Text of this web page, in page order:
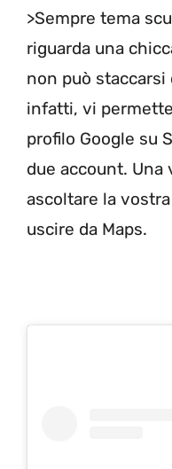
>Sempre tema
riguarda una
non può staccarsi
infatti, vi
profilo Google su
due account.
ascoltare la
uscire da Maps.